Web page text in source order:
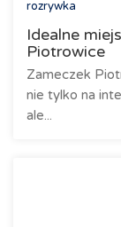
rozrywka
Idealne
Piotrowice
Zameczek
nie tylko na
ale...